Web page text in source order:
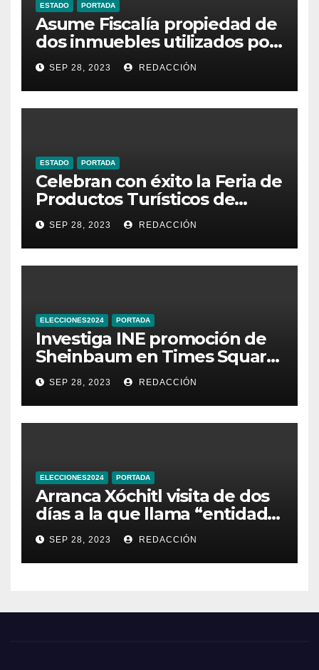
ESTADO PORTADA
Asume Fiscalía propiedad de
dos inmuebles utilizados por
la delincuencia
SEP 28, 2023 REDACCIÓN
ESTADO PORTADA
Celebran con éxito la Feria de
Productos Turísticos de
Guanajuato
SEP 28, 2023 REDACCIÓN
ELECCIONES2024 PORTADA
Investiga INE promoción de
Sheinbaum en Times Square
de Nueva York
SEP 28, 2023 REDACCIÓN
ELECCIONES2024 PORTADA
Arranca Xóchitl visita de dos
días a la que llama “entidad
33” de México
SEP 28, 2023 REDACCIÓN